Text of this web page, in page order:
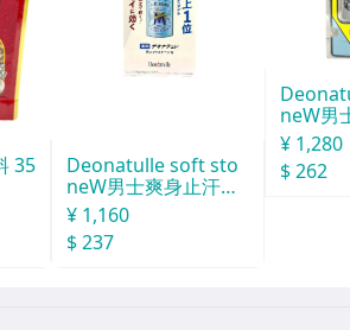
35
Deonatulle soft sto
neW男士爽身止汗石
消臭石２０ｇ
¥ 1,160
$ 237
neW男
汗石 中
¥ 1,280
$ 262